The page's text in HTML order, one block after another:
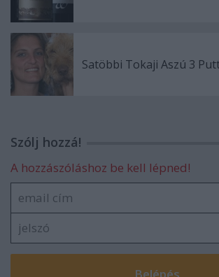
Satöbbi Tokaji Aszú 3
Szólj hozzá!
A hozzászóláshoz be kell lépned!